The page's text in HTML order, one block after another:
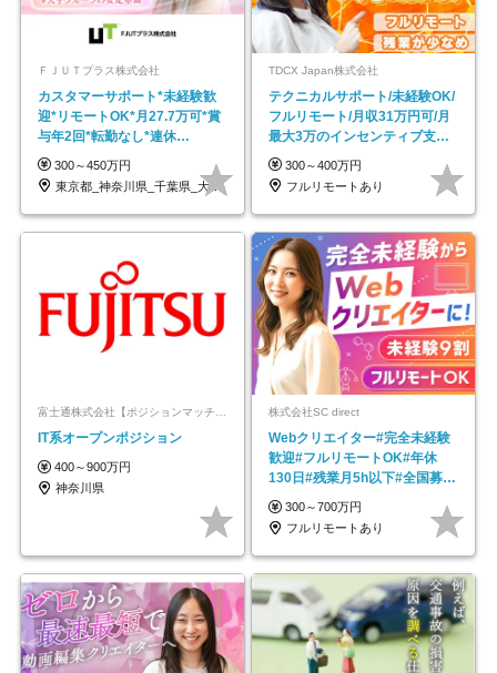
ＦＪＵＴプラス株式会社
カスタマーサポート*未経験歓
迎*リモートOK*月27.7万可*賞
与年2回*転勤なし*連休
OK/ZE010232
300～450万円
東京都_神奈川県_千葉県_大阪府_愛知県…
TDCX Japan株式会社
テクニカルサポート/未経験OK/
フルリモート/月収31万円可/月
最大3万のインセンティブ支給/
平均年齢33歳
300～400万円
フルリモートあり
富士通株式会社【ポジションマッチ登録】
IT系オープンポジション
400～900万円
神奈川県
株式会社SC direct
Webクリエイター#完全未経験
歓迎#フルリモートOK#年休
130日#残業月5h以下#全国募集
#最大1年の研修
300～700万円
フルリモートあり